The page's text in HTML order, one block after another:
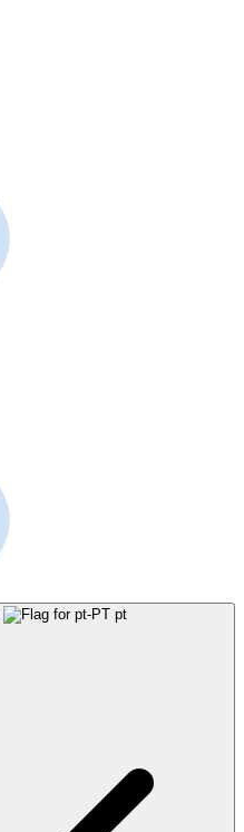
pt